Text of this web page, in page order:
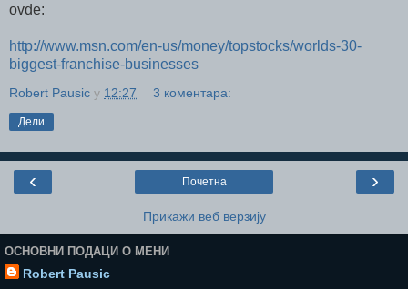
ovde:
http://www.msn.com/en-us/money/topstocks/worlds-30-
biggest-franchise-businesses
Robert Pausic у 12:27 3 коментара:
Дели
‹ ›
Почетна
Прикажи веб верзију
ОСНОВНИ ПОДАЦИ О МЕНИ
Robert Pausic